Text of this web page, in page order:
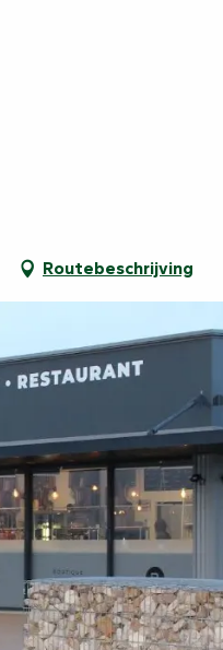
Routebeschrijving